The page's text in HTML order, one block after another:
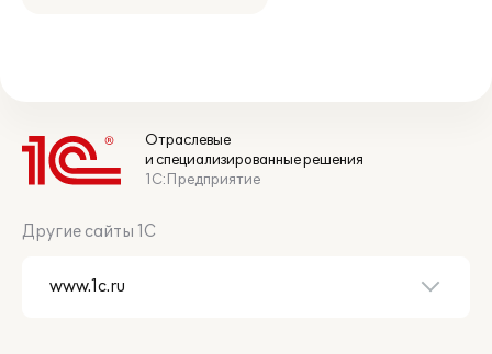
Отраслевые
и специализированные решения
1С:Предприятие
Другие сайты 1С